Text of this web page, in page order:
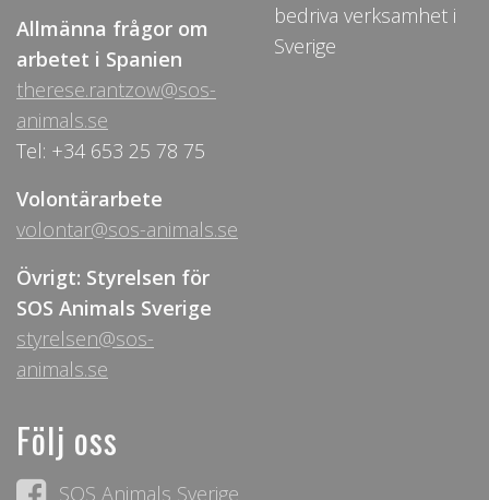
Allmänna frågor om
arbetet i Spanien
therese.rantzow@sos-
animals.se
Tel: +34 653 25 78 75
Volontärarbete
volontar@sos-animals.se
Övrigt: Styrelsen för
SOS Animals Sverige
styrelsen@sos-
animals.se
bedriva verksamhet i
Sverige
Följ oss
SOS Animals Sverige